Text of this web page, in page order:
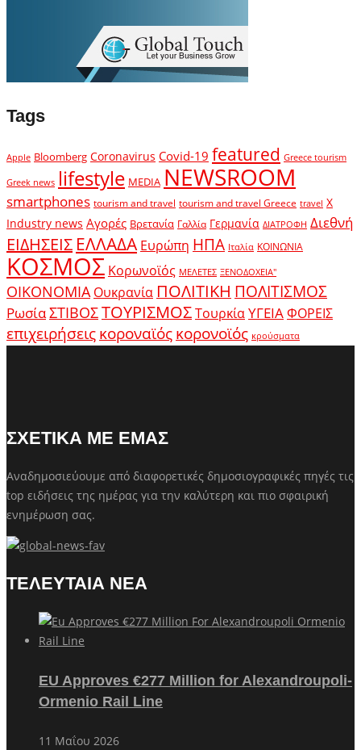
Tags
Apple Bloomberg Coronavirus Covid-19 featured Greece tourism
Greek news lifestyle MEDIA NEWSROOM
smartphones tourism and travel tourism and travel Greece travel X
Industry news Αγορές Βρετανία Γαλλία Γερμανία ΔΙΑΤΡΟΦΗ Διεθνή
ΕΙΔΗΣΕΙΣ ΕΛΛΑΔΑ Ευρώπη ΗΠΑ Ιταλία ΚΟΙΝΩΝΙΑ
ΚΟΣΜΟΣ Κορωνοϊός ΜΕΛΕΤΕΣ ΞΕΝΟΔΟΧΕΙΑ"
ΟΙΚΟΝΟΜΙΑ Ουκρανία ΠΟΛΙΤΙΚΗ ΠΟΛΙΤΙΣΜΟΣ
ΡωσίαΣΤΙΒΟΣΤΟΥΡΙΣΜΟΣΤουρκίαΥΓΕΙΑΦΟΡΕΙΣ
επιχειρήσειςκοροναϊόςκορονοϊός κρούσματα
ΣΧΕΤΙΚΑ ΜΕ ΕΜΑΣ
Αναδημοσιεύουμε από διαφορετικές δημοσιογραφικές πηγές τις
top ειδήσεις της ημέρας για την καλύτερη και πιο σφαιρική
ενημέρωση σας.
ΤΕΛΕΥΤΑΙΑ ΝΕΑ
EU Approves €277 Million for Alexandroupoli-
Ormenio Rail Line
11 Μαΐου 2026